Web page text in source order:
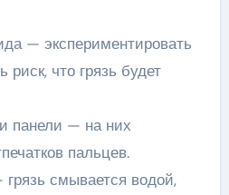
— экспериментировать
риск, что грязь будет
панели — на них
пальцев.
смывается водой,